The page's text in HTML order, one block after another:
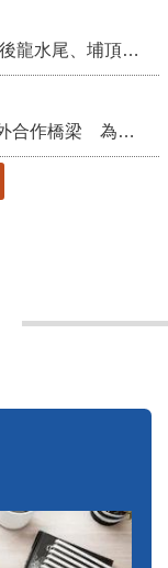
苗栗農村綠色照顧成果登上全國舞台！ 後龍水尾、埔頂社區前進2026高齡健康產業博覽會
把握國際交流契機 苗栗縣政府搭建海外合作橋梁 為在地產業爭取更多國際市場機會